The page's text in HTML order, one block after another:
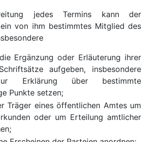
jedes Termins kann der
von ihm bestimmtes Mitglied des
Ergänzung oder Erläuterung ihrer
aufgeben, insbesondere
Erklärung über bestimmte
Punkte setzen;
Träger eines öffentlichen Amtes um
oder um Erteilung amtlicher